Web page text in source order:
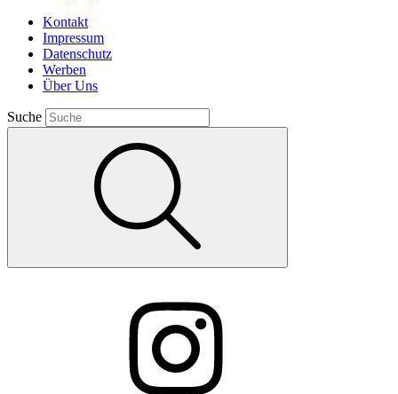
Kontakt
Impressum
Datenschutz
Werben
Über Uns
Suche